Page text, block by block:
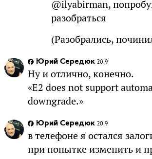
@ilyabirman,
разобраться
(Разобрались,
Юрий Середюк 2019
Ну и отлично, конечно.
«E2 does not support
downgrade.»
Юрий Середюк 2019
в телефоне я остался
при попытке изменить и